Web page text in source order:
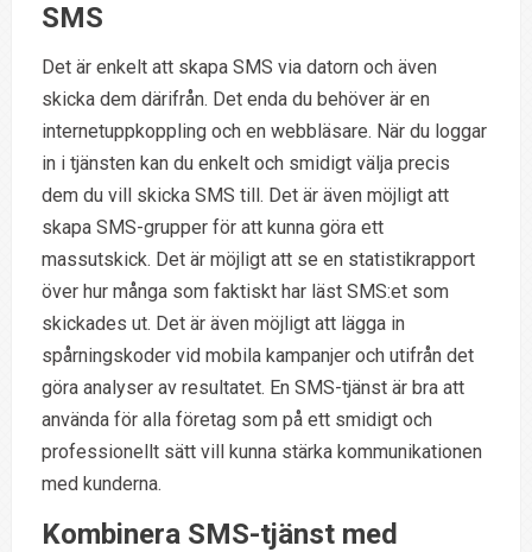
SMS
Det är enkelt att skapa SMS via datorn och även
skicka dem därifrån. Det enda du behöver är en
internetuppkoppling och en webbläsare. När du loggar
in i tjänsten kan du enkelt och smidigt välja precis
dem du vill skicka SMS till. Det är även möjligt att
skapa SMS-grupper för att kunna göra ett
massutskick. Det är möjligt att se en statistikrapport
över hur många som faktiskt har läst SMS:et som
skickades ut. Det är även möjligt att lägga in
spårningskoder vid mobila kampanjer och utifrån det
göra analyser av resultatet. En SMS-tjänst är bra att
använda för alla företag som på ett smidigt och
professionellt sätt vill kunna stärka kommunikationen
med kunderna.
Kombinera SMS-tjänst med